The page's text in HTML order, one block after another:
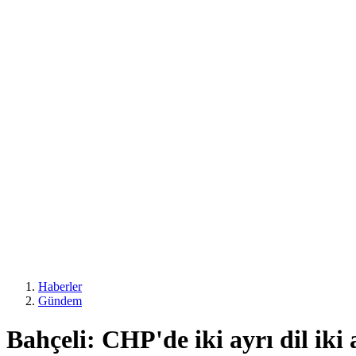
Haberler
Gündem
Bahçeli: CHP'de iki ayrı dil iki